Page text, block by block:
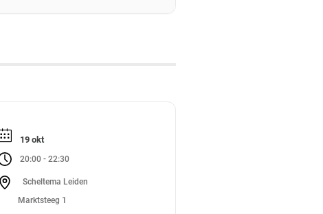
19 okt
20:00 - 22:30
Scheltema Leiden
Marktsteeg 1